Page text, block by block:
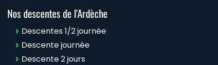
Nos descentes de l'Ardèche
Descentes 1/2 journée
Descente journée
Descente 2 jours